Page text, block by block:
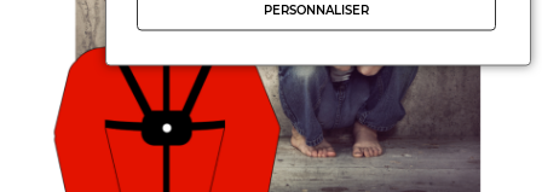
PERSONNALISER